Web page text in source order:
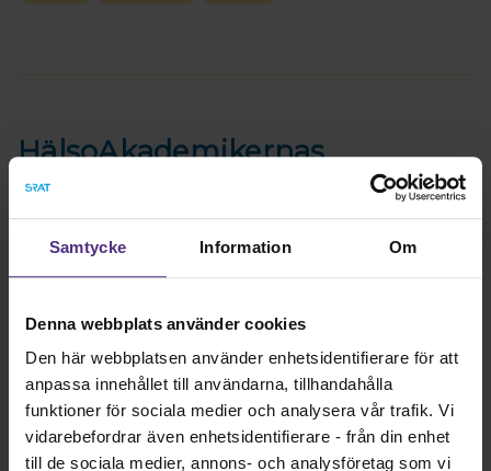
Samtycke Information Om
Denna webbplats använder cookies
Den här webbplatsen använder enhetsidentifierare för att
anpassa innehållet till användarna, tillhandahålla
funktioner för sociala medier och analysera vår trafik. Vi
vidarebefordrar även enhetsidentifierare - från din enhet
till de sociala medier, annons- och analysföretag som vi
HälsoAkademikernas
föreningsstämma 2026
Publicerad: 2026-05-11, 16:00 • Uppdaterad: 2026-05-11, 19:57